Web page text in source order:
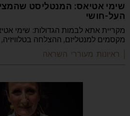
שימי אטיאס: המנטליסט
העל-חושי
מקריית אתא לבמות הגדולות: שימי
מקסמים למנטליזם, ההצלחה
| ראיונות מעוררי השראה